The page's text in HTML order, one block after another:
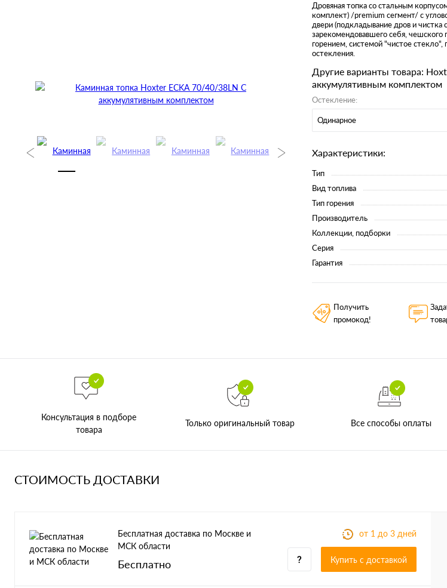
Дровяная топка со стальным
комплект) /premium сегмент/ с
двери (подкладывание дров и
зарекомендовавшего себя, чешского
горением, системой "чистое
остекления.
Другие варианты товара:
аккумулятивным комплектом
Остекление:
Одинарное
Характеристики:
Тип
Вид топлива
Тип горения
Производитель
Коллекции, подборки
Серия
Гарантия
Получить
промокод!
Консультация в подборе
товара
Только оригинальный товар Все способы оплаты
СТОИМОСТЬ ДОСТАВКИ
Бесплатная доставка по Москве и
МСК области
Бесплатно
от 1 до 3 дней
Купить c доставкой